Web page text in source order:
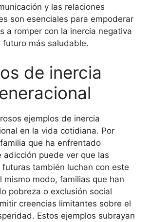
y las relaciones
son esenciales para empoderar
a romper con la inercia negativa
futuro más saludable.
de inercia
ejemplos de inercia
en la vida cotidiana. Por
que ha enfrentado
adicción puede ver que las
futuras también luchan con este
mismo modo, familias que han
pobreza o exclusión social
creencias limitantes sobre el
Estos ejemplos subrayan